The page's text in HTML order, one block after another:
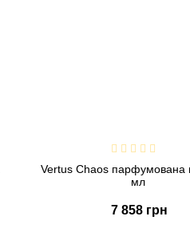
Vertus Chaos парфумована
мл
7 858 грн